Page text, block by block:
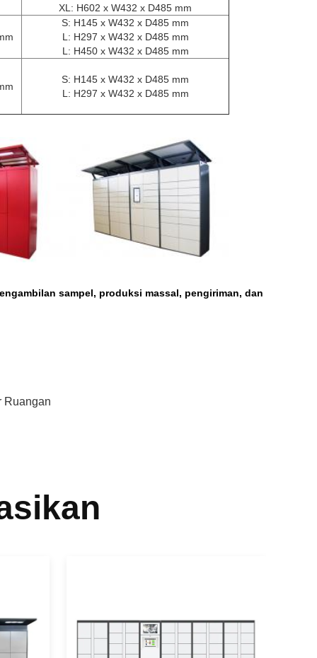
XL: H602 x W432 x D485 mm
S: H145 x W432 x D485 mm
L: H297 x W432 x D485 mm
L: H450 x W432 x D485 mm
S: H145 x W432 x D485 mm
L: H297 x W432 x D485 mm
sampel, produksi massal, pengiriman, dan
Ruangan